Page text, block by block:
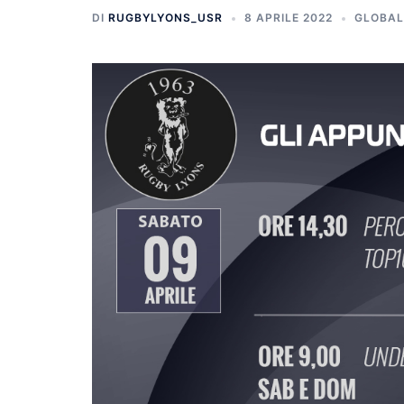
DI RUGBYLYONS_USR 8 APRILE 2022